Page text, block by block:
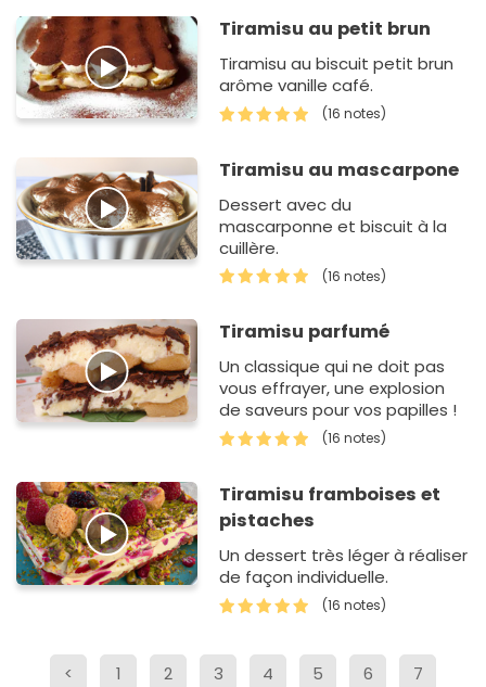
Tiramisu au petit brun
Tiramisu au biscuit petit brun
arôme vanille café.
(16 notes)
Tiramisu au mascarpone
Dessert avec du
mascarponne et biscuit à la
cuillère.
(16 notes)
Tiramisu parfumé
Un classique qui ne doit pas
vous effrayer, une explosion
de saveurs pour vos papilles !
(16 notes)
Tiramisu framboises et
pistaches
Un dessert très léger à réaliser
de façon individuelle.
(16 notes)
< 1 2 3 4 5 6
7